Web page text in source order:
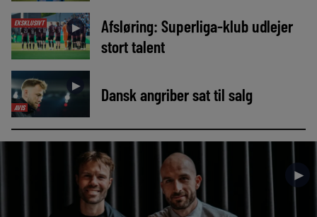
EKSKLUSIVT ►
Afsløring: Superliga-klub udlejer
stort talent
AVIS
► Dansk angriber sat til salg
►